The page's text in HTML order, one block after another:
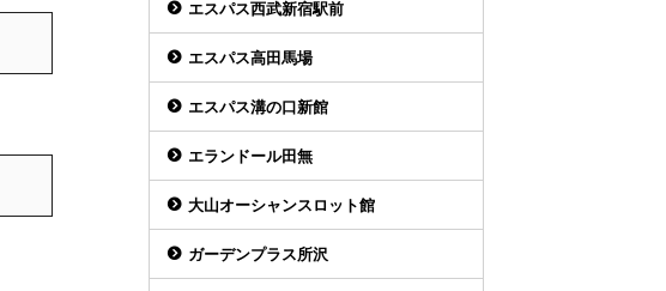
エスパス西武新宿駅前
エスパス高田馬場
エスパス溝の口新館
エランドール田無
大山オーシャンスロット館
ガーデンプラス所沢